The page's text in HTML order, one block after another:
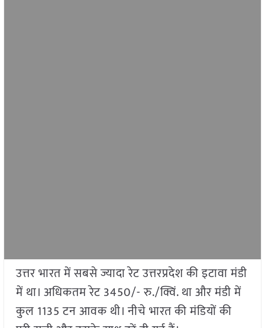
उत्तर भारत में सबसे ज्यादा रेट उत्तरप्रदेश की इटावा मंडी
में था। अधिकतम रेट 3450/- रु./क्विं. था और मंडी में
कुल 1135 टन आवक थी। नीचे भारत की मंडियों की